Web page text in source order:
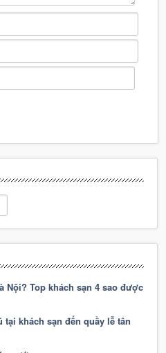
Nội? Top khách sạn 4 sao được
tại khách sạn đến quầy lễ tân